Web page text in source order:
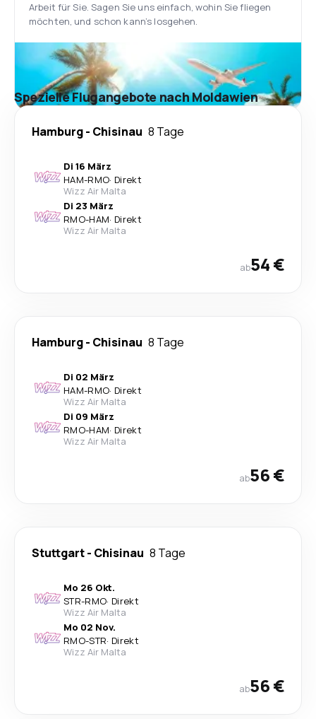
Arbeit für Sie. Sagen Sie uns einfach, wohin Sie fliegen
möchten, und schon kann’s losgehen.
Spezielle Flugangebote nach Moldawien
Hamburg- Chisinau 8 Tage
Di 16 März
HAM-RMO· Direkt
Wizz Air Malta
Di 23 März
RMO-HAM· Direkt
Wizz Air Malta
ab54 €
Hamburg- Chisinau 8 Tage
Di 02 März
HAM-RMO· Direkt
Wizz Air Malta
Di 09 März
RMO-HAM· Direkt
Wizz Air Malta
ab56 €
Stuttgart- Chisinau 8 Tage
Mo 26 Okt.
STR-RMO· Direkt
Wizz Air Malta
Mo 02 Nov.
RMO-STR· Direkt
Wizz Air Malta
ab56 €